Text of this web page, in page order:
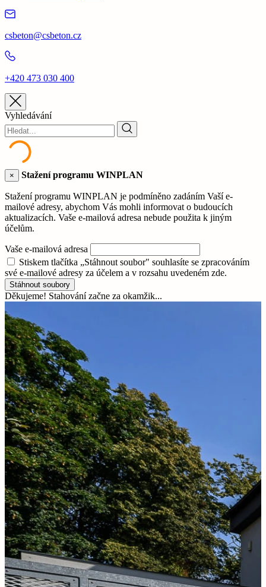
csbeton@csbeton.cz
+420 473 030 400
Vyhledávání
× Stažení programu WINPLAN
Stažení programu WINPLAN je podmíněno zadáním Vaší e-
mailové adresy, abychom Vás mohli informovat o budoucích
aktualizacích. Vaše e-mailová adresa nebude použita k jiným
účelům.
Vaše e-mailová adresa
Stiskem tlačítka „Stáhnout soubor" souhlasíte se zpracováním
své e-mailové adresy za účelem a v rozsahu uvedeném zde.
Stáhnout soubory
Děkujeme! Stahování začne za okamžik...